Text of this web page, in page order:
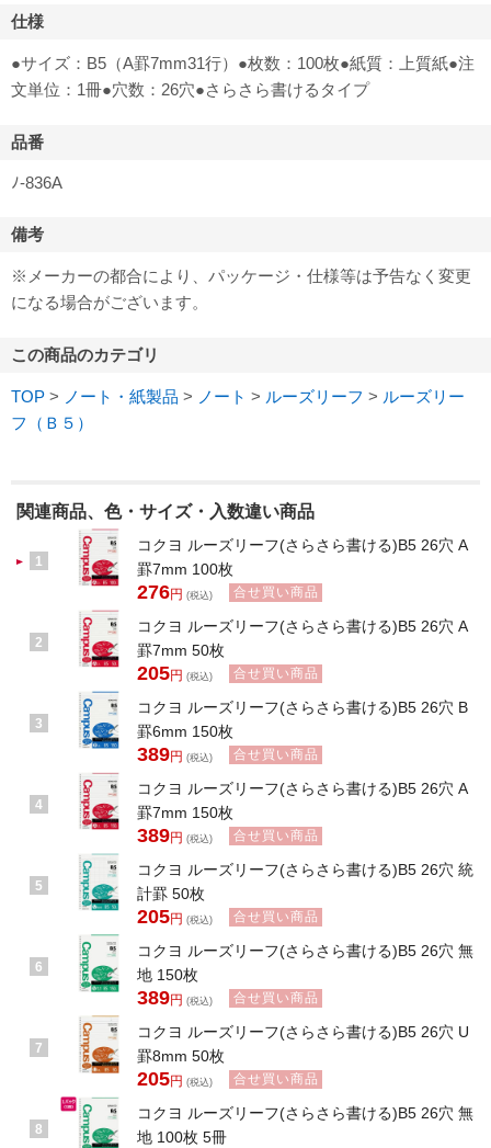
仕様
●サイズ：B5（A罫7mm31行）●枚数：100枚●紙質：上質紙●注
文単位：1冊●穴数：26穴●さらさら書けるタイプ
品番
ﾉ-836A
備考
※メーカーの都合により、パッケージ・仕様等は予告なく変更
になる場合がございます。
この商品のカテゴリ
TOP > ノート・紙製品 > ノート > ルーズリーフ > ルーズリー
フ（Ｂ５）
関連商品、色・サイズ・入数違い商品
1
コクヨ ルーズリーフ(さらさら書ける)B5 26穴 A
罫7mm 100枚
276円 (税込) 合せ買い商品
2
コクヨ ルーズリーフ(さらさら書ける)B5 26穴 A
罫7mm 50枚
205円 (税込) 合せ買い商品
3
コクヨ ルーズリーフ(さらさら書ける)B5 26穴 B
罫6mm 150枚
389円 (税込) 合せ買い商品
4
コクヨ ルーズリーフ(さらさら書ける)B5 26穴 A
罫7mm 150枚
389円 (税込) 合せ買い商品
5
コクヨ ルーズリーフ(さらさら書ける)B5 26穴 統
計罫 50枚
205円 (税込) 合せ買い商品
6
コクヨ ルーズリーフ(さらさら書ける)B5 26穴 無
地 150枚
389円 (税込) 合せ買い商品
7
コクヨ ルーズリーフ(さらさら書ける)B5 26穴 U
罫8mm 50枚
205円 (税込) 合せ買い商品
8
コクヨ ルーズリーフ(さらさら書ける)B5 26穴 無
地 100枚 5冊